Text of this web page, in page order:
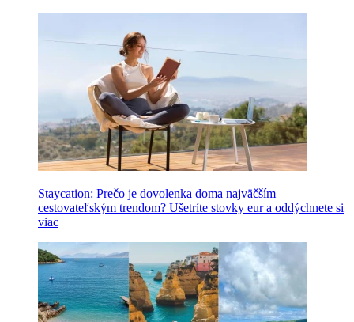
Staycation: Prečo je dovolenka doma najväčším
cestovateľským trendom? Ušetríte stovky eur a oddýchnete si
viac